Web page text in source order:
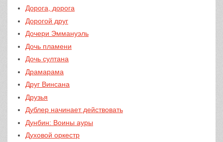
Дорога, дорога
Дорогой друг
Дочери Эммануэль
Дочь пламени
Дочь султана
Драмарама
Друг Винсана
Друзья
Дублер начинает действовать
Дунбин: Воины ауры
Духовой оркестр